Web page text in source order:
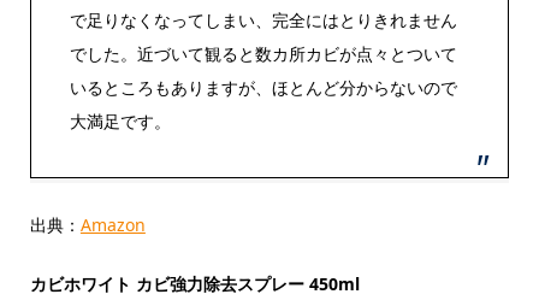
で足りなくなってしまい、完全にはとりきれません
でした。近づいて観ると数カ所カビが点々とついて
いるところもありますが、ほとんど分からないので
大満足です。
出典： Amazon
カビホワイト カビ強力除去スプレー 450ml